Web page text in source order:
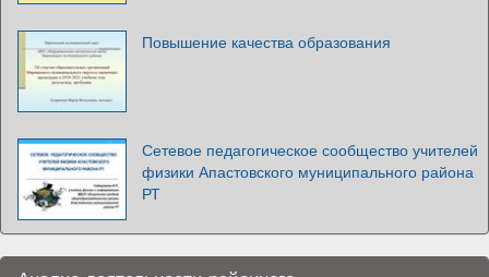
Повышение качества образования
Сетевое педагогическое сообщество учителей
физики Апастовского муниципального района
РТ